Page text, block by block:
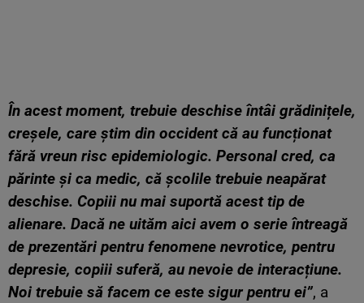
În acest moment, trebuie deschise întâi grădinițele,
creșele, care știm din occident că au funcționat
fără vreun risc epidemiologic. Personal cred, ca
părinte și ca medic, că școlile trebuie neapărat
deschise. Copiii nu mai suportă acest tip de
alienare. Dacă ne uităm aici avem o serie întreagă
de prezentări pentru fenomene nevrotice, pentru
depresie, copiii suferă, au nevoie de interacțiune.
Noi trebuie să facem ce este sigur pentru ei”, a